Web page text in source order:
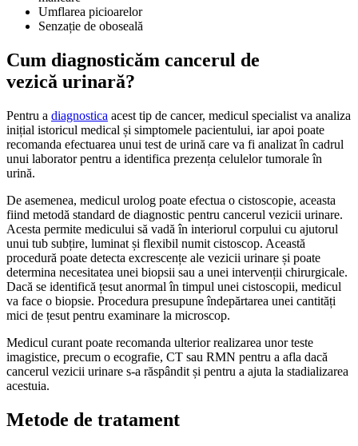
Umflarea picioarelor
Senzație de oboseală
Cum diagnosticăm cancerul de
vezică urinară?
Pentru a diagnostica acest tip de cancer, medicul specialist va analiza
inițial istoricul medical și simptomele pacientului, iar apoi poate
recomanda efectuarea unui test de urină care va fi analizat în cadrul
unui laborator pentru a identifica prezența celulelor tumorale în
urină.
De asemenea, medicul urolog poate efectua o cistoscopie, aceasta
fiind metodă standard de diagnostic pentru cancerul vezicii urinare.
Acesta permite medicului să vadă în interiorul corpului cu ajutorul
unui tub subțire, luminat și flexibil numit cistoscop. Această
procedură poate detecta excrescențe ale vezicii urinare și poate
determina necesitatea unei biopsii sau a unei intervenții chirurgicale.
Dacă se identifică țesut anormal în timpul unei cistoscopii, medicul
va face o biopsie. Procedura presupune îndepărtarea unei cantități
mici de țesut pentru examinare la microscop.
Medicul curant poate recomanda ulterior realizarea unor teste
imagistice, precum o ecografie, CT sau RMN pentru a afla dacă
cancerul vezicii urinare s-a răspândit și pentru a ajuta la stadializarea
acestuia.
Metode de tratament